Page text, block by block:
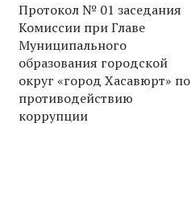
Протокол № 01 заседания
Комиссии при Главе
Муниципального
образования городской
округ «город Хасавюрт» по
противодействию
коррупции